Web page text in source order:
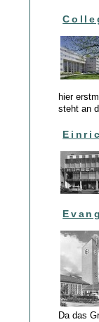
hier
steht an
Da das